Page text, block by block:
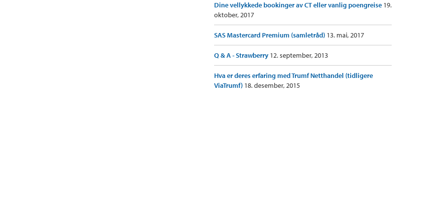
Dine vellykkede bookinger av CT eller vanlig poengreise 19.
oktober, 2017
SAS Mastercard Premium (samletråd) 13. mai, 2017
Q & A - Strawberry 12. september, 2013
Hva er deres erfaring med Trumf Netthandel (tidligere
ViaTrumf) 18. desember, 2015